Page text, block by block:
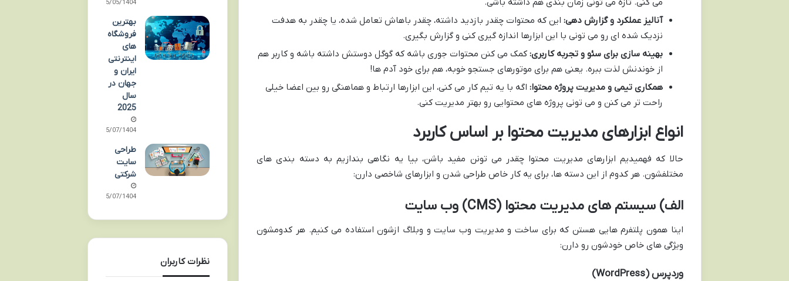
آنالیز عملکرد و گزارش دهی: این که محتوات چقدر بازدید داشته، چقدر باهاش تعامل شده، یا چقدر به هدفت
نزدیک شده ای رو می تونی با این ابزارها اندازه گیری کنی و گزارش بگیری.
بهینه سازی برای سئو و تجربه کاربری: کمک می کنن محتوات جوری باشه که گوگل دوستش داشته باشه و کاربر هم
از خوندنش لذت ببره. یعنی هم برای موتورهای جستجو خوبه، هم برای خود آدم ها!
همکاری تیمی و مدیریت پروژه محتوا: اگه با یه تیم کار می کنی، این ابزارها ارتباط و هماهنگی رو بین اعضا خیلی
راحت تر می کنن و می تونی پروژه های محتوایی رو بهتر مدیریت کنی.
انواع ابزارهای مدیریت محتوا بر اساس کاربرد
حالا که فهمیدیم ابزارهای مدیریت محتوا چقدر می تونن مفید باشن، بیا یه نگاهی بندازیم به دسته بندی های
مختلفشون. هر کدوم از این دسته ها، برای یه کار خاص طراحی شدن و ابزارهای شاخصی دارن:
الف) سیستم های مدیریت محتوا (CMS) وب سایت
اینا همون پلتفرم هایی هستن که برای ساخت و مدیریت وب سایت و وبلاگ ازشون استفاده می کنیم. هر کدومشون
ویژگی های خاص خودشون رو دارن:
وردپرس (WordPress)
05/05/1404
بهترین
فروشگاه
های
اینترنتی
ایران و
جهان در
سال
2025
05/07/1404
طراحی
سایت
شرکتی
05/07/1404
نظرات کاربران